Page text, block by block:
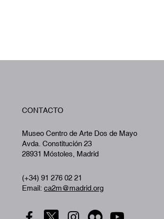
CONTACTO
Museo Centro de Arte Dos de Mayo
Avda. Constitución 23
28931 Móstoles, Madrid
(+34) 91 276 02 21
Email: ca2m@madrid.org